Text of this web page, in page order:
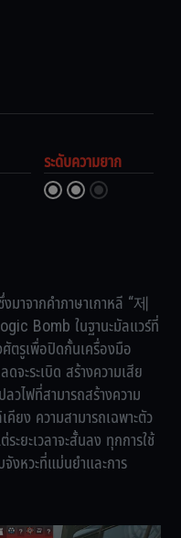
ระดับความยาก
าจากคำภาษาเกาหลี “제
Bomb ในฐานะมัลแวร์ที่
ตรูเพื่อปิดกั้นเครื่องมือ
ะระเบิด สร้างความเสีย
วไฟที่สามารถสร้างความ
ยง ความสามารถเฉพาะตัว
ะยะเวลาจะสั้นลง ทุกการใช้
หวะที่แม่นยำและการ